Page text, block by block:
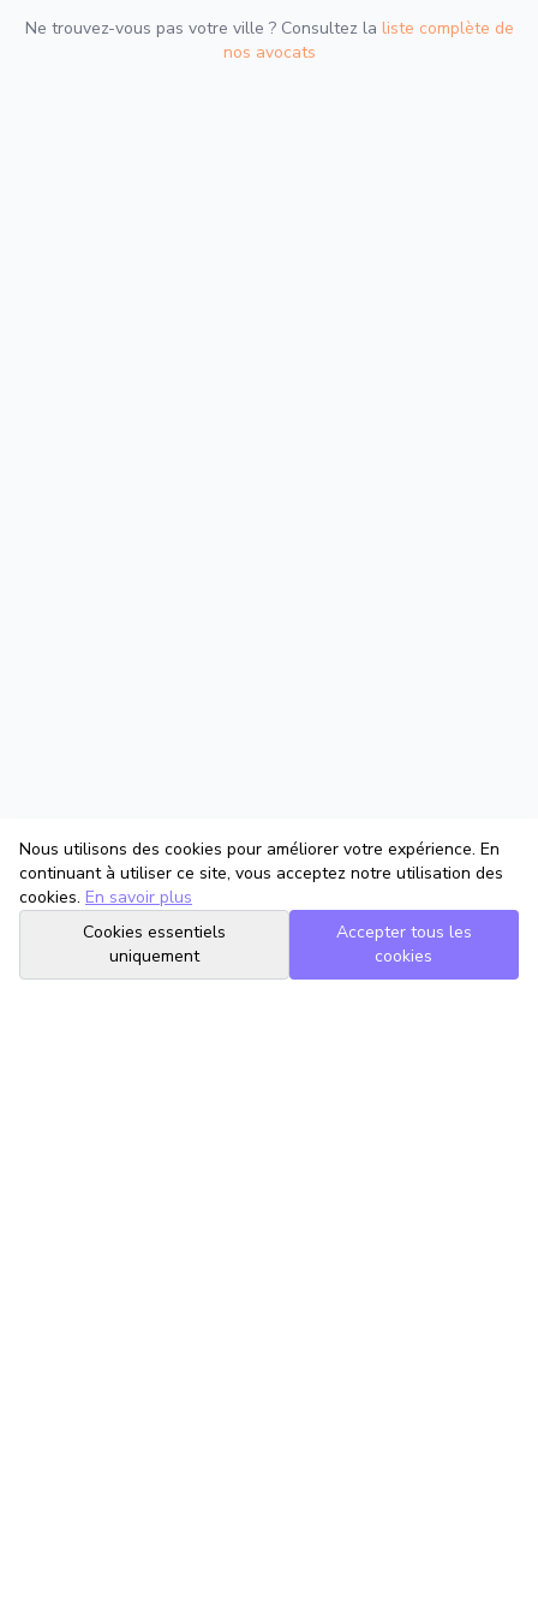
Ne trouvez-vous pas votre ville ? Consultez la liste complète de
nos avocats
Nous utilisons des cookies pour améliorer votre expérience. En
continuant à utiliser ce site, vous acceptez notre utilisation des
cookies. En savoir plus
Cookies essentiels
uniquement
Accepter tous les
cookies